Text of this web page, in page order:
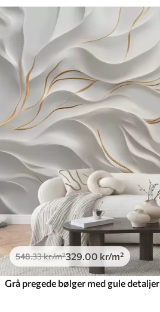
548.33kr/m²329 .00 kr/m²
Grå pregede bølger med gule detaljer